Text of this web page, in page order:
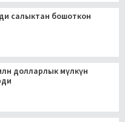
салыктан бошоткон
долларлык мүлкүн